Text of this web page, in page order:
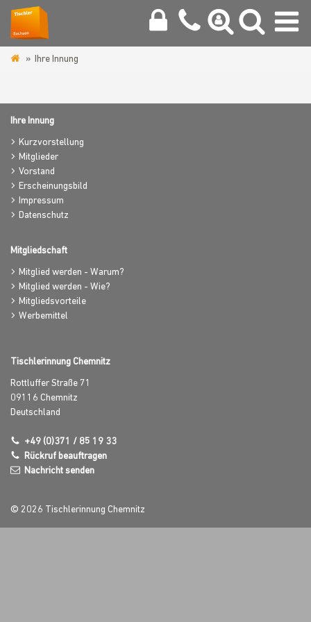
chemnitz.de
Ihre Innung
Ihre Innung
Kurzvorstellung
Mitglieder
Vorstand
Erscheinungsbild
Impressum
Datenschutz
Mitgliedschaft
Mitglied werden - Warum?
Mitglied werden - Wie?
Mitgliedsvorteile
Werbemittel
Tischlerinnung Chemnitz
Rottluffer Straße 71
09116 Chemnitz
Deutschland
+49 (0)371 / 85 19 33
Rückruf beauftragen
Nachricht senden
© 2026 Tischlerinnung Chemnitz